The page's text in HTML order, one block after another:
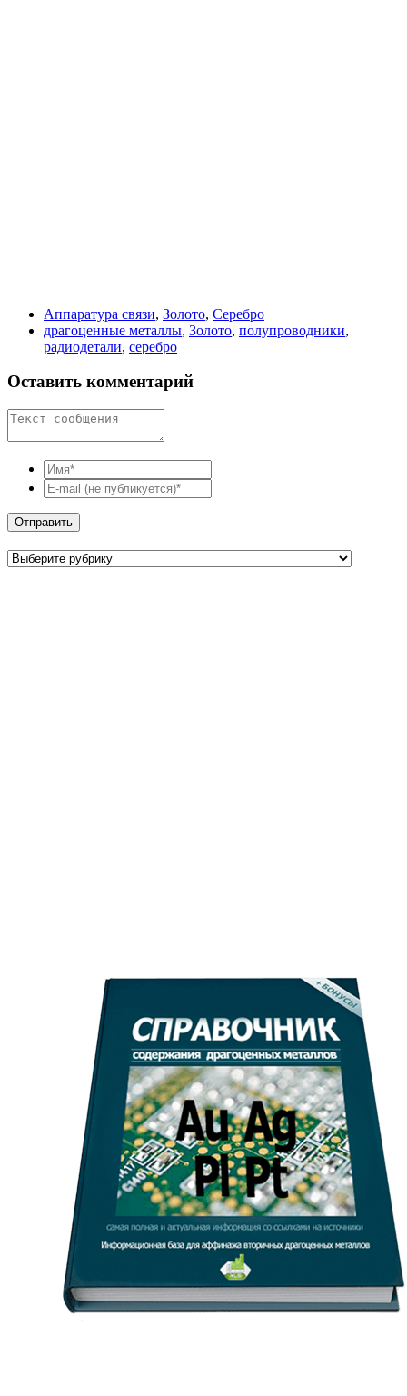
Аппаратура связи, Золото, Серебро
драгоценные металлы, Золото, полупроводники,
радиодетали, серебро
Оставить комментарий